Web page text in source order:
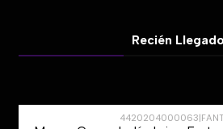
Recién
4420204000063|